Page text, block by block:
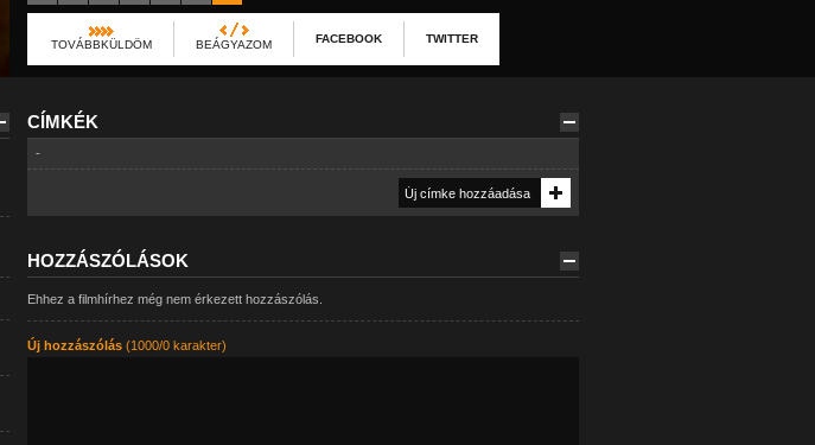
TOVÁBBKÜLDÖM BEÁGYAZOM FACEBOOK TWITTER
CÍMKÉK
-
HOZZÁSZÓLÁSOK
Ehhez a filmhírhez még nem érkezett hozzászólás.
Új hozzászólás(1000/0 karakter)